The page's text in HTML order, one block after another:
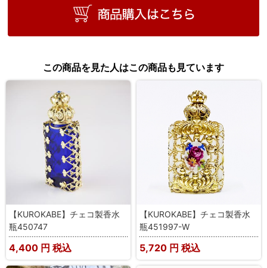
この商品を見た人はこの商品も見ています
【KUROKABE】チェコ製香水
瓶450747
4,400 円 税込
【KUROKABE】チェコ製香水
瓶451997-W
5,720 円 税込